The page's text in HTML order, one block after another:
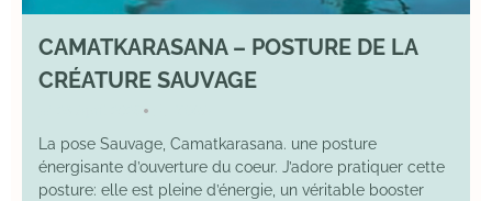
CAMATKARASANA – POSTURE DE LA
CRÉATURE SAUVAGE
•
La pose Sauvage, Camatkarasana. une posture
énergisante d’ouverture du coeur. J’adore pratiquer cette
posture: elle est pleine d’énergie, un véritable booster